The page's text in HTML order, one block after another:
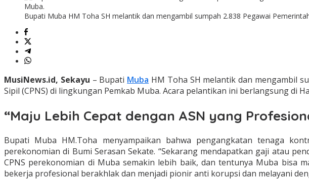
Bupati Muba HM Toha SH melantik dan mengambil sumpah 2.838 Pegawai
MusiNews.id, Sekayu – Bupati Muba HM Toha SH melantik dan mengambil
Sipil (CPNS) di lingkungan Pemkab Muba. Acara pelantikan ini berlangsung di
“Maju Lebih Cepat dengan ASN yang
Bupati Muba HM.Toha menyampaikan bahwa pengangkatan tenaga
perekonomian di Bumi Serasan Sekate. “Sekarang mendapatkan gaji atau
CPNS perekonomian di Muba semakin lebih baik, dan tentunya Muba bisa
bekerja profesional berakhlak dan menjadi pionir anti korupsi dan melayani